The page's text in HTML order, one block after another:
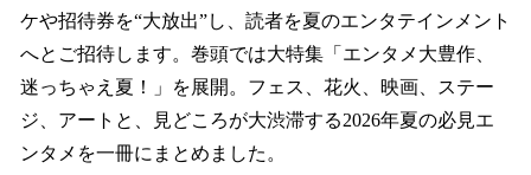
ケや招待券を“大放出”し、読者を夏のエンタテインメント
へとご招待します。巻頭では大特集「エンタメ大豊作、
迷っちゃえ夏！」を展開。フェス、花火、映画、ステー
ジ、アートと、見どころが大渋滞する2026年夏の必見エ
ンタメを一冊にまとめました。